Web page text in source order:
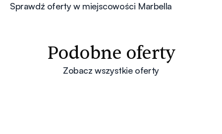
Sprawdź oferty w miejscowości Marbella
Podobne oferty
Zobacz wszystkie oferty